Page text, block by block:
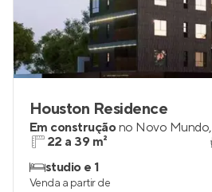
Houston Residence
Em construçãono Novo Mundo,
22 a 39 m²
studio e 1
Venda a partir de